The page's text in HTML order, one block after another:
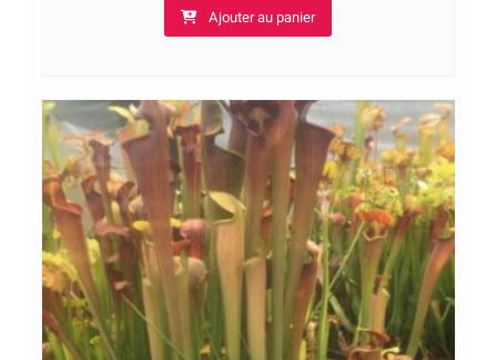
Ajouter au panier